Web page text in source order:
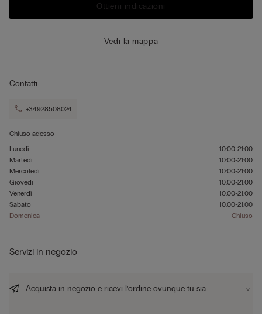
Ottieni indicazioni
Vedi la mappa
Contatti
+34928508024
Chiuso adesso
Lunedì
10:00-21:00
Martedì
10:00-21:00
Mercoledì
10:00-21:00
Giovedì
10:00-21:00
Venerdì
10:00-21:00
Sabato
10:00-21:00
Domenica
Chiuso
Servizi in negozio
Acquista in negozio e ricevi l’ordine ovunque tu sia